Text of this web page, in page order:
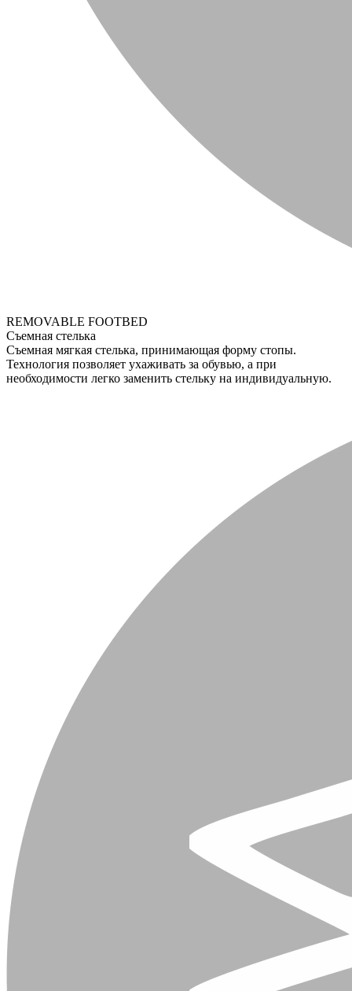
REMOVABLE FOOTBED
Съемная стелька
Съемная мягкая стелька, принимающая форму стопы.
Технология позволяет ухаживать за обувью, а при
необходимости легко заменить стельку на индивидуальную.